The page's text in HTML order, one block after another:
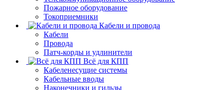
Пожарное оборудование
Токоприемники
Кабели и провода
Кабели
Провода
Патч-корды и удлинители
Всё для КПП
Кабеленесущие системы
Кабельные вводы
Наконечники и гильзы